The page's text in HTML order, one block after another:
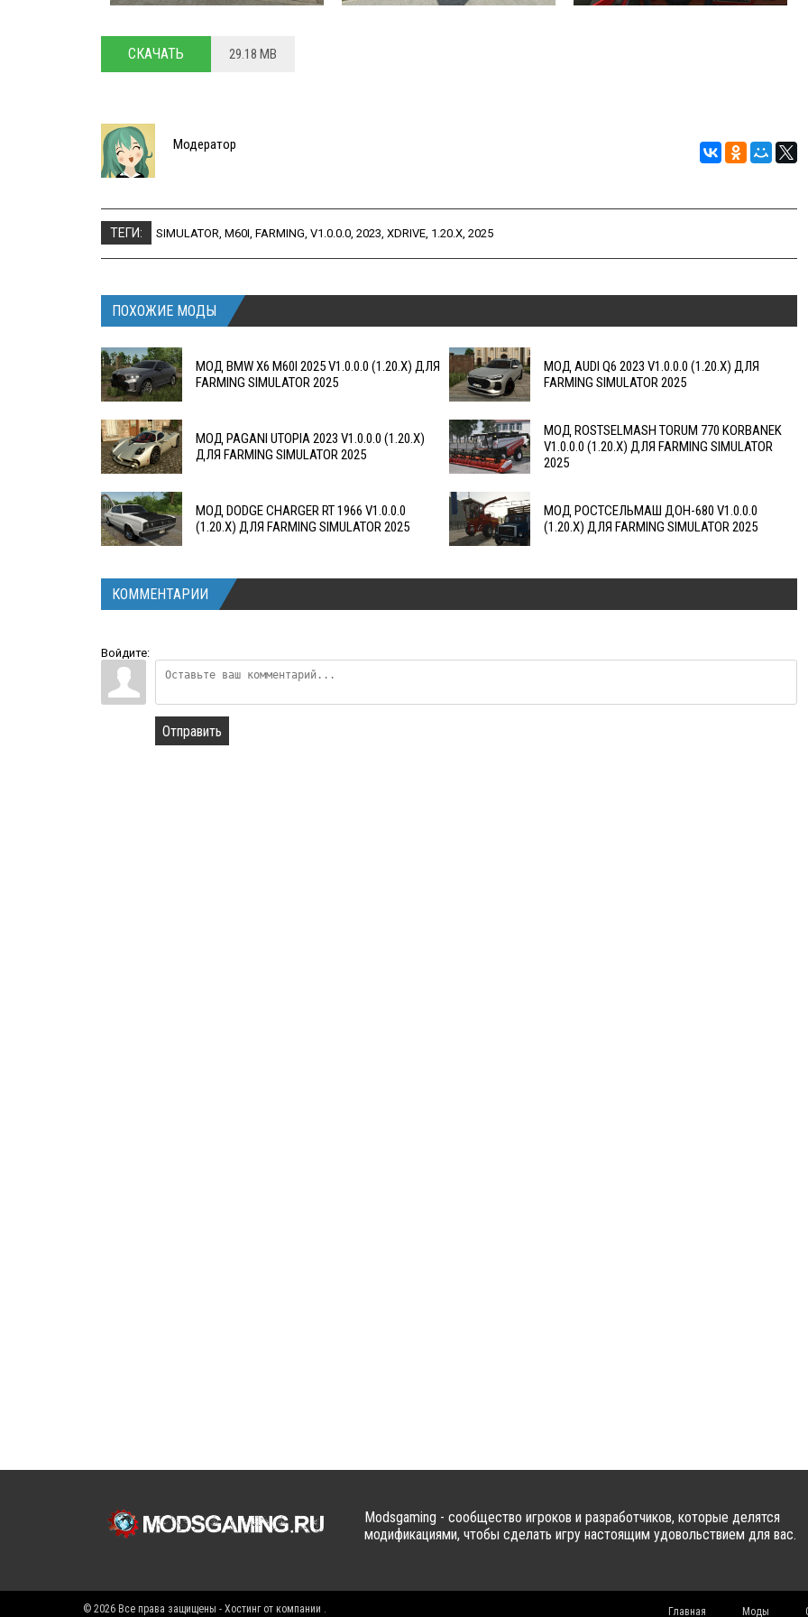
СКАЧАТЬ 29.18 MB
Модератор
ТЕГИ: SIMULATOR, M60I, FARMING, V1.0.0.0, 2023, XDRIVE, 1.20.X, 2025
ПОХОЖИЕ МОДЫ
МОД BMW X6 M60I 2025 V1.0.0.0 (1.20.X) ДЛЯ
FARMING SIMULATOR 2025
МОД AUDI Q6 2023 V1.0.0.0 (1.20.X) ДЛЯ
FARMING SIMULATOR 2025
МОД PAGANI UTOPIA 2023 V1.0.0.0 (1.20.X)
ДЛЯ FARMING SIMULATOR 2025
МОД ROSTSELMASH TORUM 770 KORBANEK
V1.0.0.0 (1.20.X) ДЛЯ FARMING SIMULATOR
2025
МОД DODGE CHARGER RT 1966 V1.0.0.0
(1.20.X) ДЛЯ FARMING SIMULATOR 2025
МОД РОСТСЕЛЬМАШ ДОН-680 V1.0.0.0
(1.20.X) ДЛЯ FARMING SIMULATOR 2025
КОММЕНТАРИИ
Войдите:
Отправить
Modsgaming - сообщество игроков и разработчиков, которые делятся
модификациями, чтобы сделать игру настоящим удовольствием для вас.
© 2026 Все права защищены - Хостинг от компании . Главная Моды